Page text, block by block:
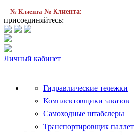
№ Клиента № Клиента:
присоединяйтесь:
Личный кабинет
Гидравлические тележки
Комплектовщики заказов
Самоходные штабелеры
Транспортировщик паллет